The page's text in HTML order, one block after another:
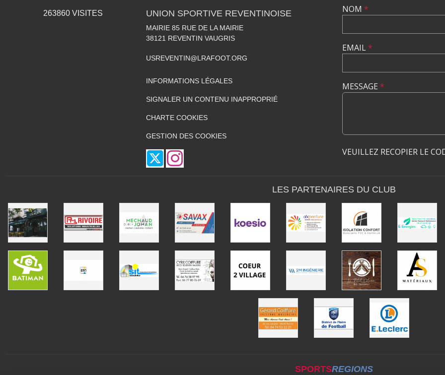
263860 VISITES UNION SPORTIVE REVENTINOISE
MAIRIE 85 RUE DE LA MAIRIE
38121 REVENTIN VAUGRIS
USREVENTIN@LRAFOOT.ORG
INFORMATIONS LÉGALES
SIGNALER UN CONTENU INAPPROPRIÉ
CHARTE COOKIES
GESTION DES COOKIES
NOM *
EMAIL*
MESSAGE *
VEUILLEZ RECOPIER LE
LES PARTENAIRES DU CLUB
SPORTSREGIONS